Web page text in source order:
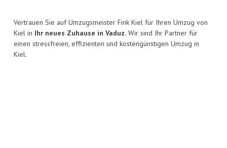
Vertrauen Sie auf Umzugsmeister Fink Kiel für Ihren Umzug von
Kiel in Ihr neues Zuhause in Vaduz. Wir sind Ihr Partner für
einen stressfreien, effizienten und kostengünstigen Umzug in
Kiel.